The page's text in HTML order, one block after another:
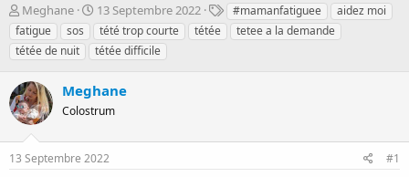
D
é
m
a
r
é
e
p
a
Meghane
D
a
t
e
e
d
b
u
13 Septembre 2022
T
a
g
#mamanfatiguee
aidez moi
fatigue
sos tété trop courte tétée
tetee a la demande
tétée de nuit
tétée difficile
Meghane
Colostrum
13 Septembre 2022 #1